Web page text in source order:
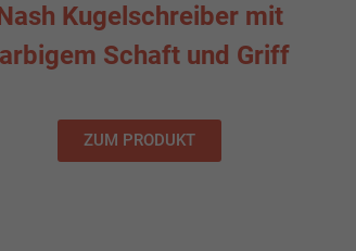
Kugelschreiber mit
Schaft und Griff
ZUM PRODUKT